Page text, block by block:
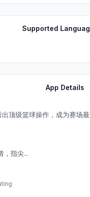
Supported
App Details
顶级篮球操作，成为赛场最
，指尖...